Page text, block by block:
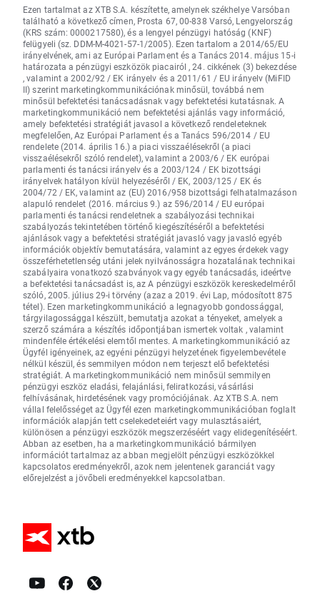
Ezen tartalmat az XTB S.A. készítette, amelynek székhelye Varsóban
található a következő címen, Prosta 67, 00-838 Varsó, Lengyelország
(KRS szám: 0000217580), és a lengyel pénzügyi hatóság (KNF)
felügyeli (sz. DDM-M-4021-57-1/2005). Ezen tartalom a 2014/65/EU
irányelvének, ami az Európai Parlament és a Tanács 2014. május 15-i
határozata a pénzügyi eszközök piacairól , 24. cikkének (3) bekezdése
, valamint a 2002/92 / EK irányelv és a 2011/61 / EU irányelv (MiFID
II) szerint marketingkommunikációnak minősül, továbbá nem
minősül befektetési tanácsadásnak vagy befektetési kutatásnak. A
marketingkommunikáció nem befektetési ajánlás vagy információ,
amely befektetési stratégiát javasol a következő rendeleteknek
megfelelően, Az Európai Parlament és a Tanács 596/2014 / EU
rendelete (2014. április 16.) a piaci visszaélésekről (a piaci
visszaélésekről szóló rendelet), valamint a 2003/6 / EK európai
parlamenti és tanácsi irányelv és a 2003/124 / EK bizottsági
irányelvek hatályon kívül helyezéséről / EK, 2003/125 / EK és
2004/72 / EK, valamint az (EU) 2016/958 bizottsági felhatalmazáson
alapuló rendelet (2016. március 9.) az 596/2014 / EU európai
parlamenti és tanácsi rendeletnek a szabályozási technikai
szabályozás tekintetében történő kiegészítéséről a befektetési
ajánlások vagy a befektetési stratégiát javasló vagy javasló egyéb
információk objektív bemutatására, valamint az egyes érdekek vagy
összeférhetetlenség utáni jelek nyilvánosságra hozatalának technikai
szabályaira vonatkozó szabványok vagy egyéb tanácsadás, ideértve
a befektetési tanácsadást is, az A pénzügyi eszközök kereskedelméről
szóló, 2005. július 29-i törvény (azaz a 2019. évi Lap, módosított 875
tétel). Ezen marketingkommunikáció a legnagyobb gondossággal,
tárgyilagossággal készült, bemutatja azokat a tényeket, amelyek a
szerző számára a készítés időpontjában ismertek voltak , valamint
mindenféle értékelési elemtől mentes. A marketingkommunikáció az
Ügyfél igényeinek, az egyéni pénzügyi helyzetének figyelembevétele
nélkül készül, és semmilyen módon nem terjeszt elő befektetési
stratégiát. A marketingkommunikáció nem minősül semmilyen
pénzügyi eszköz eladási, felajánlási, feliratkozási, vásárlási
felhívásának, hirdetésének vagy promóciójának. Az XTB S.A. nem
vállal felelősséget az Ügyfél ezen marketingkommunikációban foglalt
információk alapján tett cselekedeteiért vagy mulasztásaiért,
különösen a pénzügyi eszközök megszerzéséért vagy elidegenítéséért.
Abban az esetben, ha a marketingkommunikáció bármilyen
információt tartalmaz az abban megjelölt pénzügyi eszközökkel
kapcsolatos eredményekről, azok nem jelentenek garanciát vagy
előrejelzést a jövőbeli eredményekkel kapcsolatban.